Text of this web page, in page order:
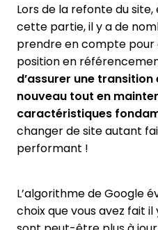
Lors de la refonte du
cette partie, il y a de
prendre en compte
position en
d’assurer une transition
nouveau tout en
caractéristiques
changer de site autant
performant !
L’algorithme de Google
choix que vous avez fait